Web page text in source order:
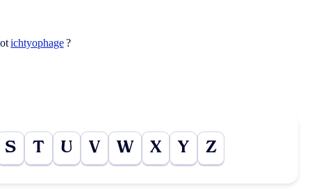
ichtyophage?
S T U V W X Y Z